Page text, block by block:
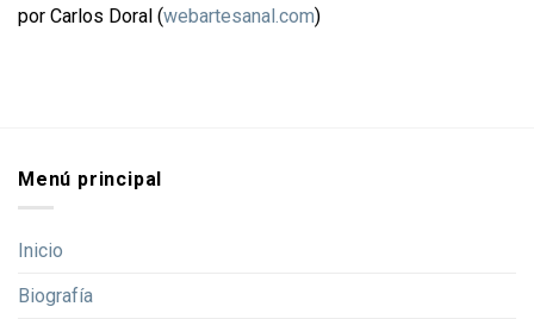
por Carlos Doral (webartesanal.com)
Menú principal
Inicio
Biografía